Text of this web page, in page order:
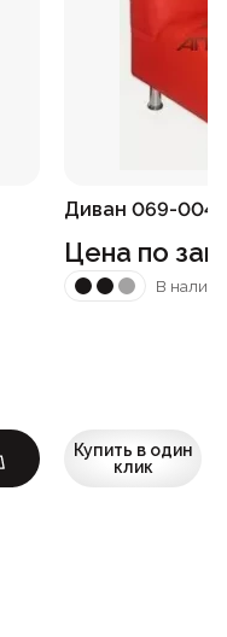
Диван 069-004
Цена по
В
Купить в один
клик